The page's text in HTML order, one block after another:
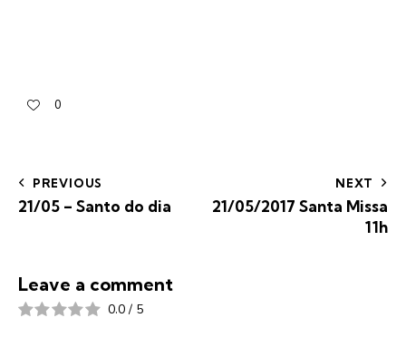
0
PREVIOUS
21/05 – Santo do dia
NEXT
21/05/2017 Santa Missa
11h
Leave a comment
0.0 / 5